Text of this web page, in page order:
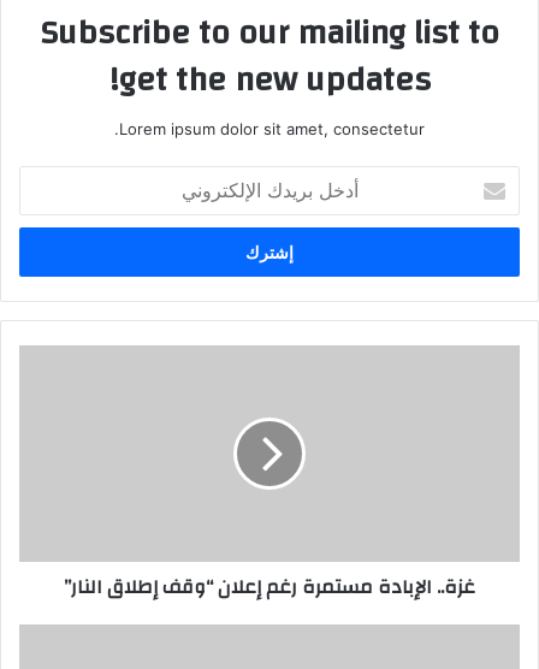
Subscribe to our mailing list to
get the new updates!
Lorem ipsum dolor sit amet, consectetur.
بريدك
الإلكتروني
غزة.. الإبادة مستمرة رغم إعلان “وقف إطلاق النار”